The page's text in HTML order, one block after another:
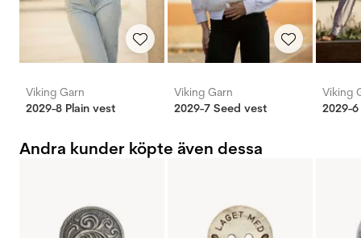
Viking Garn
2029-8 Plain vest
Viking Garn
2029-7 Seed vest
Viking
2029-
Andra kunder köpte även dessa